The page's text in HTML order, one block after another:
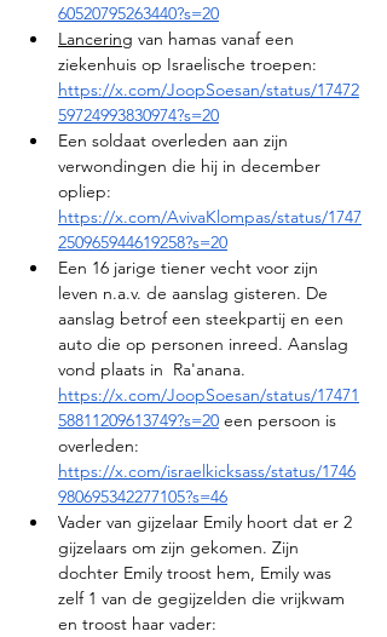
60520795263440?s=20
Lancering van hamas vanaf een
ziekenhuis op Israelische troepen:
https://x.com/JoopSoesan/status/17472
59724993830974?s=20
Een soldaat overleden aan zijn
verwondingen die hij in december
opliep:
https://x.com/AvivaKlompas/status/1747
250965944619258?s=20
Een 16 jarige tiener vecht voor zijn
leven n.a.v. de aanslag gisteren. De
aanslag betrof een steekpartij en een
auto die op personen inreed. Aanslag
vond plaats in  Ra'anana.
https://x.com/JoopSoesan/status/17471
58811209613749?s=20 een persoon is
overleden:
https://x.com/israelkicksass/status/1746
980695342277105?s=46
Vader van gijzelaar Emily hoort dat er 2
gijzelaars om zijn gekomen. Zijn
dochter Emily troost hem, Emily was
zelf 1 van de gegijzelden die vrijkwam
en troost haar vader: